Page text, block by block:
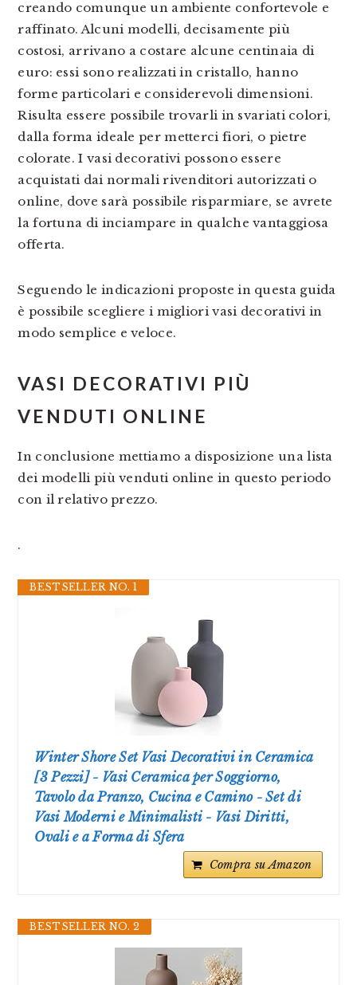
creando comunque un ambiente confortevole e
raffinato. Alcuni modelli, decisamente più
costosi, arrivano a costare alcune centinaia di
euro: essi sono realizzati in cristallo, hanno
forme particolari e considerevoli dimensioni.
Risulta essere possibile trovarli in svariati colori,
dalla forma ideale per metterci fiori, o pietre
colorate. I vasi decorativi possono essere
acquistati dai normali rivenditori autorizzati o
online, dove sarà possibile risparmiare, se avrete
la fortuna di inciampare in qualche vantaggiosa
offerta.
Seguendo le indicazioni proposte in questa guida
è possibile scegliere i migliori vasi decorativi in
modo semplice e veloce.
VASI DECORATIVI PIÙ
VENDUTI ONLINE
In conclusione mettiamo a disposizione una lista
dei modelli più venduti online in questo periodo
con il relativo prezzo.
.
BESTSELLER NO. 1
Winter Shore Set Vasi Decorativi in Ceramica
[3 Pezzi] - Vasi Ceramica per Soggiorno,
Tavolo da Pranzo, Cucina e Camino - Set di
Vasi Moderni e Minimalisti - Vasi Diritti,
Ovali e a Forma di Sfera
Compra su Amazon
BESTSELLER NO. 2